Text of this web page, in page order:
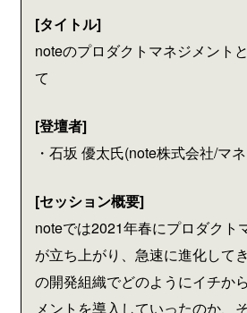
[タイトル]
noteのプロダクトマネジメント
て
[登壇者]
・石坂 優太氏(note株式会社/マ
[セッション概要]
noteでは2021年春にプロダクト
が立ち上がり、急速に進化して
の開発組織でどのようにイチか
メントを導入していったのか、